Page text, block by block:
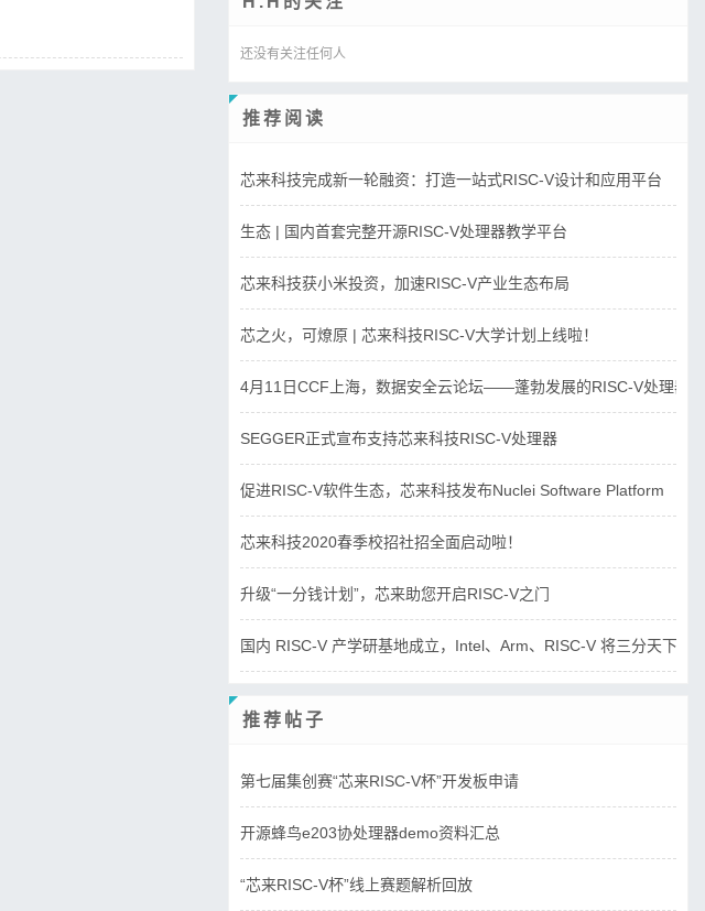
还没有关注任何人
推荐阅读
芯来科技完成新一轮融资：打造一站式RISC-V设计和应用平台
生态 | 国内首套完整开源RISC-V处理器教学平台
芯来科技获小米投资，加速RISC-V产业生态布局
芯之火，可燎原 | 芯来科技RISC-V大学计划上线啦！
4月11日CCF上海，数据安全云论坛——蓬勃发展的RISC-V处理器
SEGGER正式宣布支持芯来科技RISC-V处理器
促进RISC-V软件生态，芯来科技发布Nuclei Software Platform
芯来科技2020春季校招社招全面启动啦！
升级“一分钱计划”，芯来助您开启RISC-V之门
国内 RISC-V 产学研基地成立，Intel、Arm、RISC-V 将三分天下？
推荐帖子
第七届集创赛“芯来RISC-V杯”开发板申请
开源蜂鸟e203协处理器demo资料汇总
“芯来RISC-V杯”线上赛题解析回放